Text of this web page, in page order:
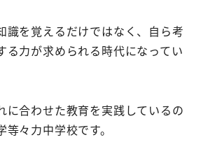
識を覚えるだけではなく、自ら考
る力が求められる時代になってい
に合わせた教育を実践しているの
々力中学校です。